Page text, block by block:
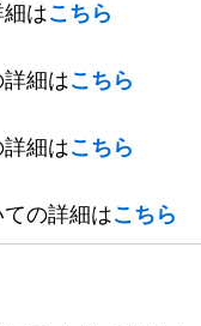
はこちら
細はこちら
細はこちら
の詳細はこちら